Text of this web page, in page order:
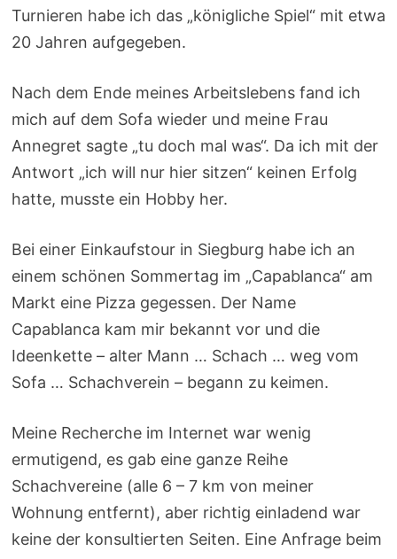
Turnieren habe ich das „königliche Spiel“ mit etwa
20 Jahren aufgegeben.
Nach dem Ende meines Arbeitslebens fand ich
mich auf dem Sofa wieder und meine Frau
Annegret sagte „tu doch mal was“. Da ich mit der
Antwort „ich will nur hier sitzen“ keinen Erfolg
hatte, musste ein Hobby her.
Bei einer Einkaufstour in Siegburg habe ich an
einem schönen Sommertag im „Capablanca“ am
Markt eine Pizza gegessen. Der Name
Capablanca kam mir bekannt vor und die
Ideenkette – alter Mann … Schach … weg vom
Sofa … Schachverein – begann zu keimen.
Meine Recherche im Internet war wenig
ermutigend, es gab eine ganze Reihe
Schachvereine (alle 6 – 7 km von meiner
Wohnung entfernt), aber richtig einladend war
keine der konsultierten Seiten. Eine Anfrage beim